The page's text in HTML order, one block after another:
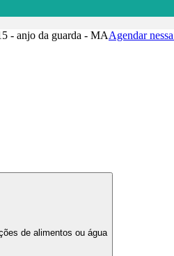
- anjo da guarda - MAAgendar
de alimentos ou água